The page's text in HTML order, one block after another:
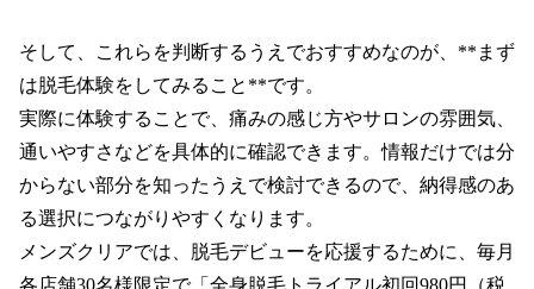
そして、これらを判断するうえでおすすめなのが、**まず
は脱毛体験をしてみること**です。
実際に体験することで、痛みの感じ方やサロンの雰囲気、
通いやすさなどを具体的に確認できます。情報だけでは分
からない部分を知ったうえで検討できるので、納得感のあ
る選択につながりやすくなります。
メンズクリアでは、脱毛デビューを応援するために、毎月
各店舗30名様限定で「全身脱毛トライアル初回980円（税